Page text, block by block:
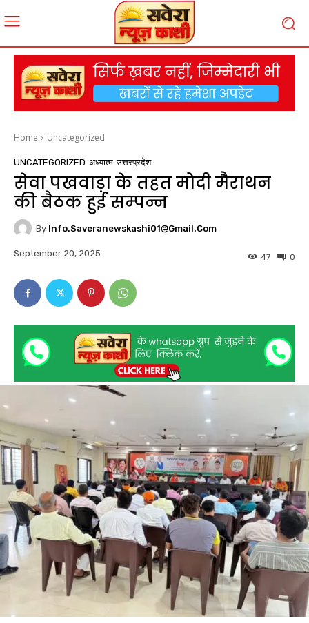
Home Uncategorized
UNCATEGORIZED अध्यात्म उत्तरप्रदेश
सेवा पखवाड़ा के तहत मोदी मैराथन
की बैठक हुई सम्पन्न
By Info.saveranewskashi01@gmail.com
September 20, 2025 0
47